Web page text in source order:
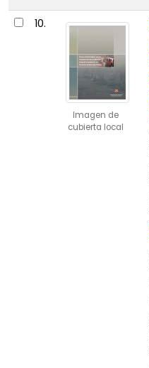
10.
Imagen de
cubierta local